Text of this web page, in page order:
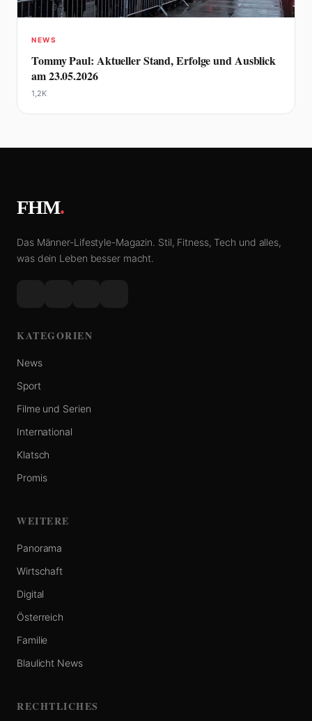
NEWS
Tommy Paul: Aktueller Stand, Erfolge und Ausblick
am 23.05.2026
1,2K
FHM.
Das Männer-Lifestyle-Magazin. Stil, Fitness, Tech und alles,
was dein Leben besser macht.
KATEGORIEN
News
Sport
Filme und Serien
International
Klatsch
Promis
WEITERE
Panorama
Wirtschaft
Digital
Österreich
Familie
Blaulicht News
RECHTLICHES